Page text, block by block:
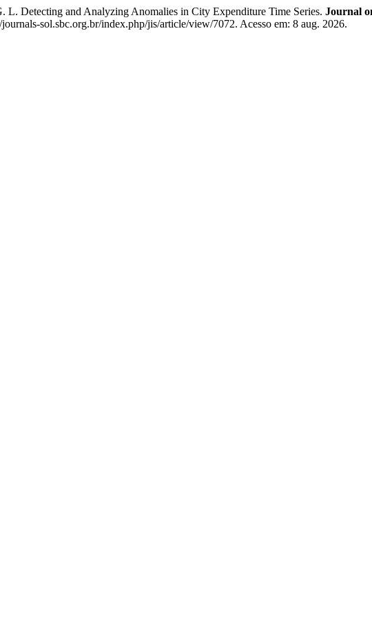
and Analyzing Anomalies in City Expenditure Time Series. Journal
sol.sbc.org.br/index.php/jis/article/view/7072. Acesso em: 8 aug. 2026.